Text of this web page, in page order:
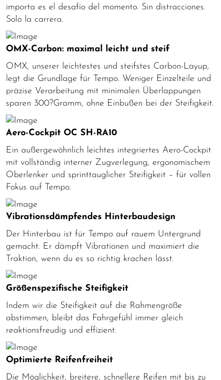
importa es el desafío del momento. Sin distracciones.
Solo la carrera.
OMX-Carbon: maximal leicht und steif
OMX, unserer leichtestes und steifstes Carbon-Layup,
legt die Grundlage für Tempo. Weniger Einzelteile und
präzise Verarbeitung mit minimalen Überlappungen
sparen 300?Gramm, ohne Einbußen bei der Steifigkeit.
Aero-Cockpit OC SH-RA10
Ein außergewöhnlich leichtes integriertes Aero-Cockpit
mit vollständig interner Zugverlegung, ergonomischem
Oberlenker und sprinttauglicher Steifigkeit – für vollen
Fokus auf Tempo.
Vibrationsdämpfendes Hinterbaudesign
Der Hinterbau ist für Tempo auf rauem Untergrund
gemacht. Er dämpft Vibrationen und maximiert die
Traktion, wenn du es so richtig krachen lässt.
Größenspezifische Steifigkeit
Indem wir die Steifigkeit auf die Rahmengröße
abstimmen, bleibt das Fahrgefühl immer gleich
reaktionsfreudig und effizient.
Optimierte Reifenfreiheit
Die Möglichkeit, breitere, schnellere Reifen mit bis zu